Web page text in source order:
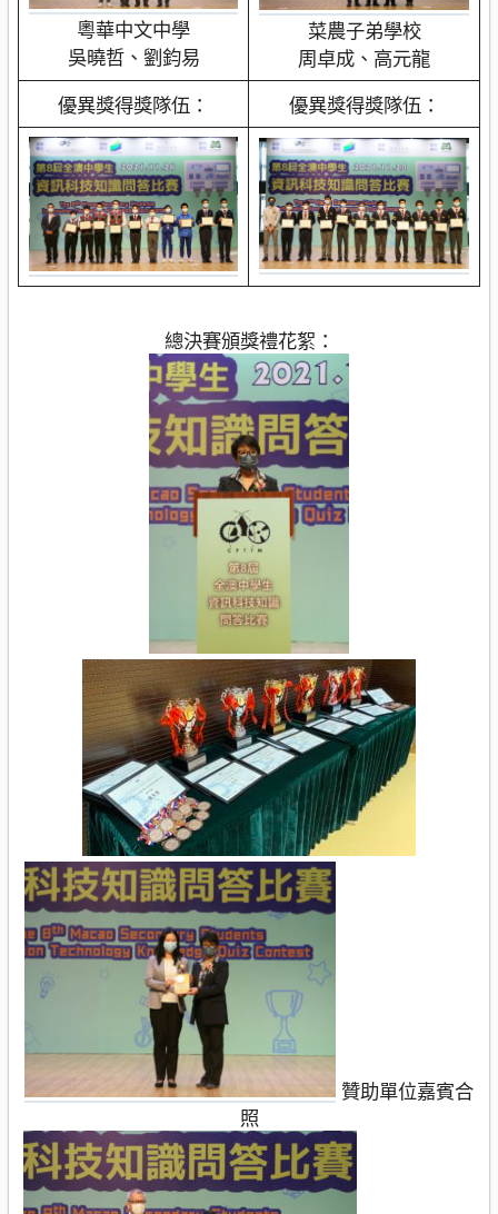
粵華中文中學
吳曉哲、劉鈞易
菜農子弟學校
周卓成、高元龍
優異獎得獎隊伍：
優異獎得獎隊伍：
總決賽頒獎禮花絮：
贊助單位嘉賓合
照